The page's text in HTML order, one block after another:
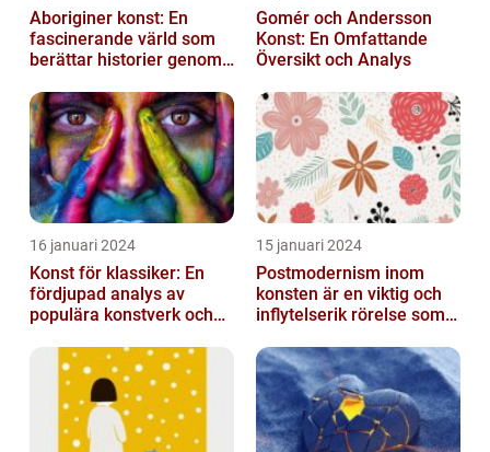
Aboriginer konst: En
fascinerande värld som
berättar historier genom
Gomér och Andersson
Konst: En Omfattande
Översikt och Analys
16 januari 2024
Konst för klassiker: En
fördjupad analys av
populära konstverk och
15 januari 2024
Postmodernism inom
konsten är en viktig och
inflytelserik rörelse som
normer o...